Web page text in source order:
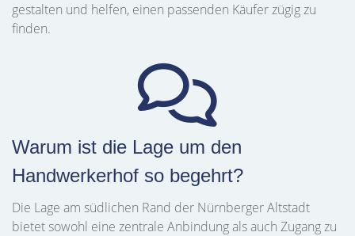
gestalten und helfen, einen passenden Käufer zügig zu
finden.
Warum ist die Lage um den
Handwerkerhof so begehrt?
Die Lage am südlichen Rand der Nürnberger Altstadt
bietet sowohl eine zentrale Anbindung als auch Zugang zu